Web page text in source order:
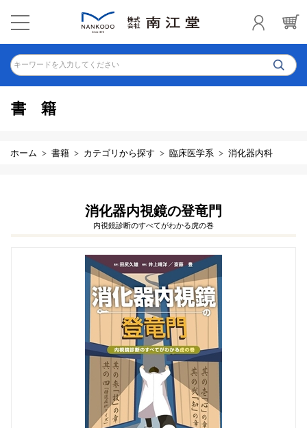
キーワードを入力してください
書籍
ホーム 書籍 カテゴリから探す 臨床医学系 消化器内科
消化器内視鏡の登竜門
内視鏡診断のすべてがわかる虎の巻